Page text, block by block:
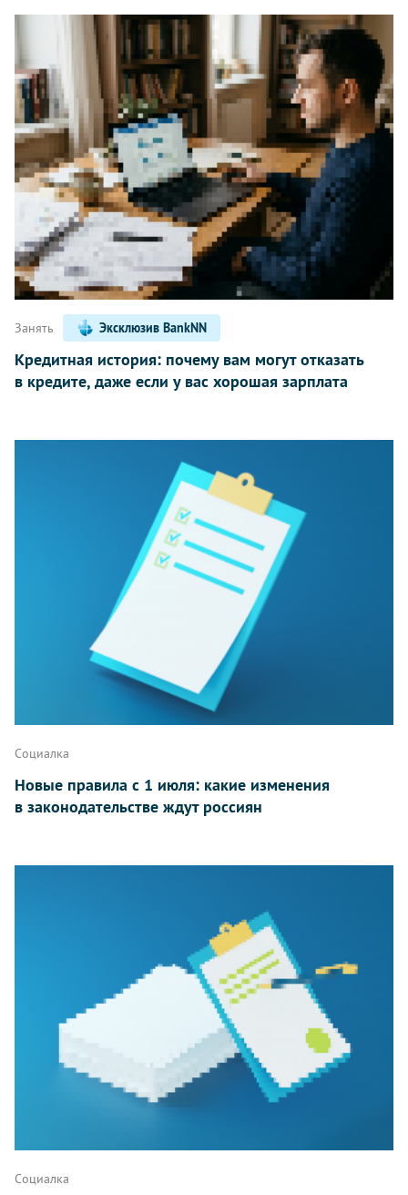
Занять Эксклюзив BankNN
Кредитная история: почему вам могут отказать
в кредите, даже если у вас хорошая зарплата
Социалка
Новые правила с 1 июля: какие изменения
в законодательстве ждут россиян
Социалка